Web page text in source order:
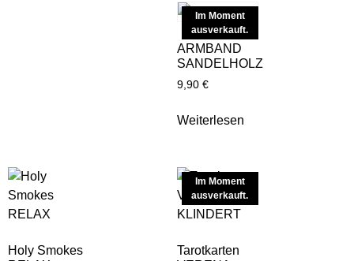
Im Moment
ausverkauft.
ARMBAND
SANDELHOLZ
9,90 €
Weiterlesen
Holy Smokes
Im Moment
ausverkauft.
Tarotkarten